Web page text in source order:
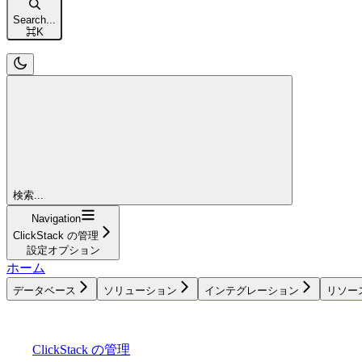
Search...
⌘K
検索...
Navigation
ClickStack の管理
設定オプション
ホーム
データベース ソリューション インテグレーション リソー
ClickStack の管理